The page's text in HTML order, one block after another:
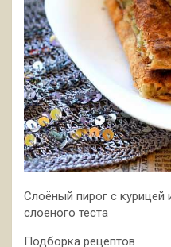
Слоёный пирог с курицей
слоеного теста
Подборка рецептов